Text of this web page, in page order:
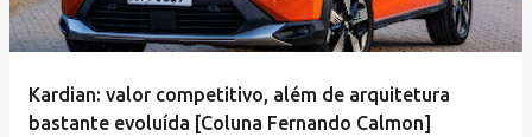
Kardian: valor competitivo, além de arquitetura
bastante evoluída [Coluna Fernando Calmon]